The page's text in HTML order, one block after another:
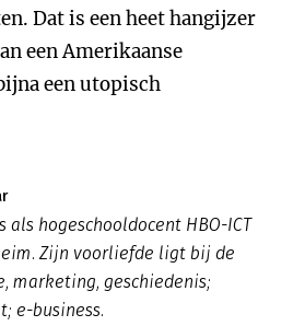
Dat is een heet hangijzer
een Amerikaanse
een utopisch
als hogeschooldocent HBO-ICT
Zijn voorliefde ligt bij de
marketing, geschiedenis;
e-business.